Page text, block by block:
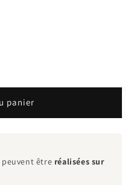
panier
être réalisées sur